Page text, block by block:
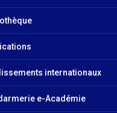
internationaux
e-Académie